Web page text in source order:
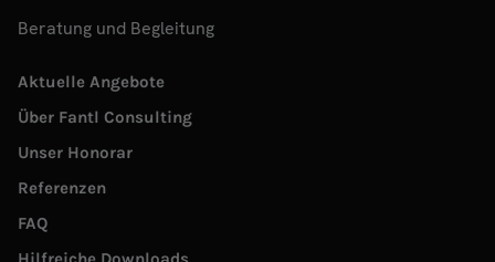
Beratung und Begleitung
Aktuelle Angebote
Über Fantl Consulting
Unser Honorar
Referenzen
FAQ